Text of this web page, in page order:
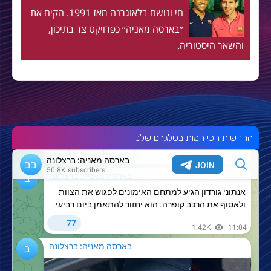
חי ונושם בלאוגרנה מאז 1991. הקים את
״בארסה מאניה״ כפרויקט צד בתיכון,
והשאר היסטוריה.
החדשות הכי חמות בטלגרם שלנו